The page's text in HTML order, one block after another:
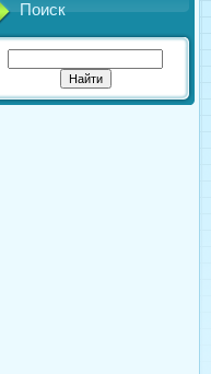
Поиск